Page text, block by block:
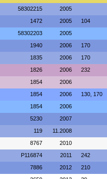
58302215 2005
1472 2005 104
58302203 2005
1940 2006 170
1835 2006 170
1826 2006 232
1854 2006
1854 2006 130, 170
1854 2006
5230 2007
119 11.2008
8767 2010
P116874 2011 242
7886 2012 210